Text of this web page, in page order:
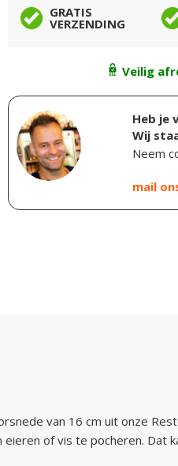
GRATIS
VERZENDING
Veilig
Heb je
Wij
Neem
mail
van 16 cm uit onze
of vis te pocheren. Dat